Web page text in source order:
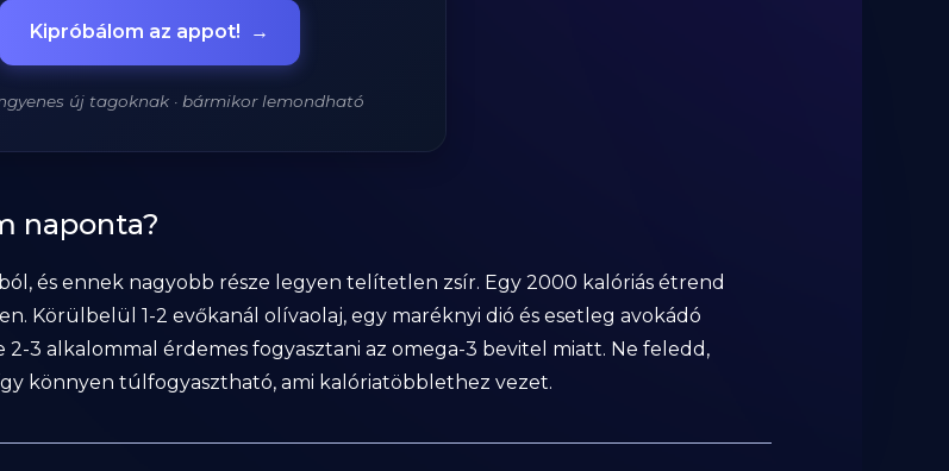
Kipróbálom az appot! →
új tagoknak · bármikor lemondható
naponta?
és ennek nagyobb része legyen telítetlen zsír. Egy 2000 kalóriás étrend
Körülbelül 1-2 evőkanál olívaolaj, egy maréknyi dió és esetleg avokádó
3 alkalommal érdemes fogyasztani az omega-3 bevitel miatt. Ne feledd,
könnyen túlfogyasztható, ami kalóriatöbblethez vezet.